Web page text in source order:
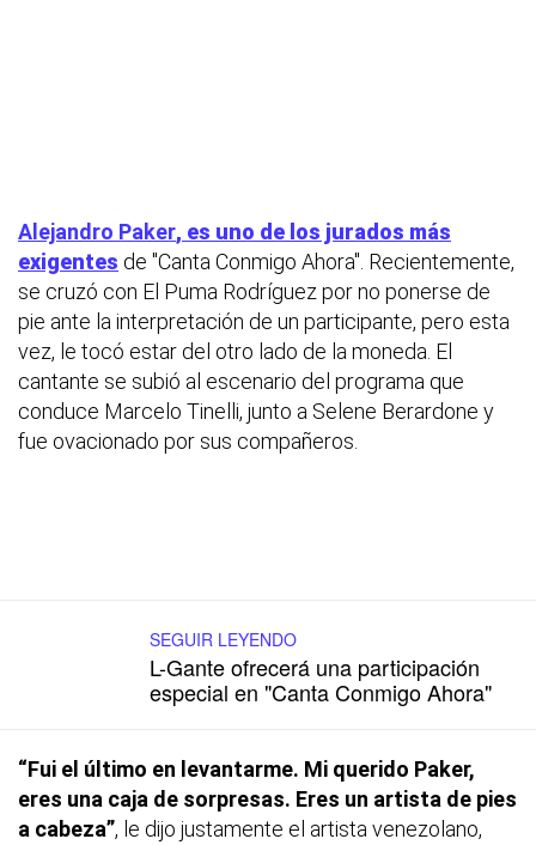
Alejandro Paker, es uno de los jurados más
exigentes de "Canta Conmigo Ahora". Recientemente,
se cruzó con El Puma Rodríguez por no ponerse de
pie ante la interpretación de un participante, pero esta
vez, le tocó estar del otro lado de la moneda. El
cantante se subió al escenario del programa que
conduce Marcelo Tinelli, junto a Selene Berardone y
fue ovacionado por sus compañeros.
SEGUIR LEYENDO
L-Gante ofrecerá una participación
especial en "Canta Conmigo Ahora"
“Fui el último en levantarme. Mi querido Paker,
eres una caja de sorpresas. Eres un artista de pies
a cabeza”, le dijo justamente el artista venezolano,